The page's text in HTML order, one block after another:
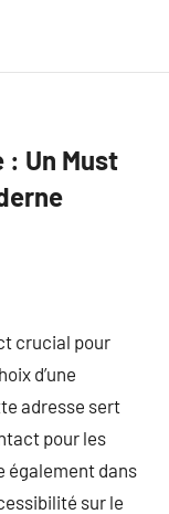
Un Must
crucial pour
d’une
adresse sert
pour les
également dans
sur le